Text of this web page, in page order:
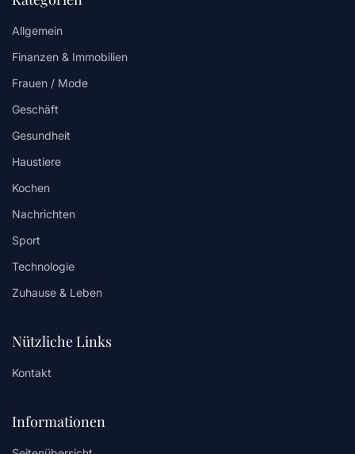
Allgemein
Finanzen & Immobilien
Frauen / Mode
Geschäft
Gesundheit
Haustiere
Kochen
Nachrichten
Sport
Technologie
Zuhause & Leben
Nützliche Links
Kontakt
Informationen